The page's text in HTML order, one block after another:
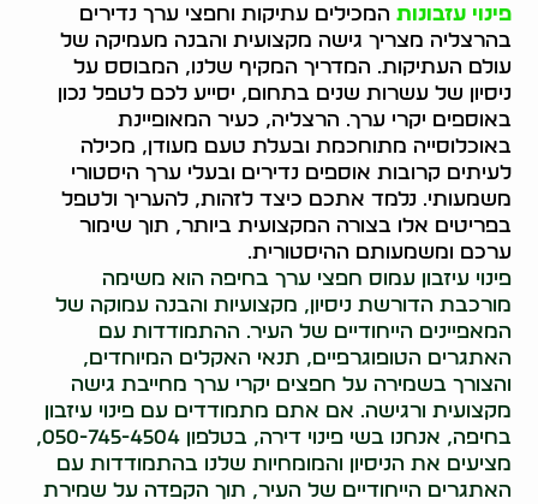
פינוי עזבונות המכילים עתיקות וחפצי ערך נדירים
בהרצליה מצריך גישה מקצועית והבנה מעמיקה של
עולם העתיקות. המדריך המקיף שלנו, המבוסס על
ניסיון של עשרות שנים בתחום, יסייע לכם לטפל נכון
באוספים יקרי ערך. הרצליה, כעיר המאופיינת
באוכלוסייה מתוחכמת ובעלת טעם מעודן, מכילה
לעיתים קרובות אוספים נדירים ובעלי ערך היסטורי
משמעותי. נלמד אתכם כיצד לזהות, להעריך ולטפל
בפריטים אלו בצורה המקצועית ביותר, תוך שימור
ערכם ומשמעותם ההיסטורית.
פינוי עיזבון עמוס חפצי ערך בחיפה הוא משימה
מורכבת הדורשת ניסיון, מקצועיות והבנה עמוקה של
המאפיינים הייחודיים של העיר. ההתמודדות עם
האתגרים הטופוגרפיים, תנאי האקלים המיוחדים,
והצורך בשמירה על חפצים יקרי ערך מחייבת גישה
מקצועית ורגישה. אם אתם מתמודדים עם פינוי עיזבון
בחיפה, אנחנו בשי פינוי דירה, בטלפון 050-745-4504,
מציעים את הניסיון והמומחיות שלנו בהתמודדות עם
האתגרים הייחודיים של העיר, תוך הקפדה על שמירת